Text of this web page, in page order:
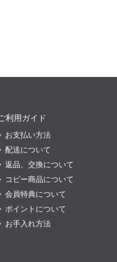
利用ガイド
お支払い方法
配送について
返品、交換について
コピー商品について
会員特典について
ポイントについて
お手入れ方法